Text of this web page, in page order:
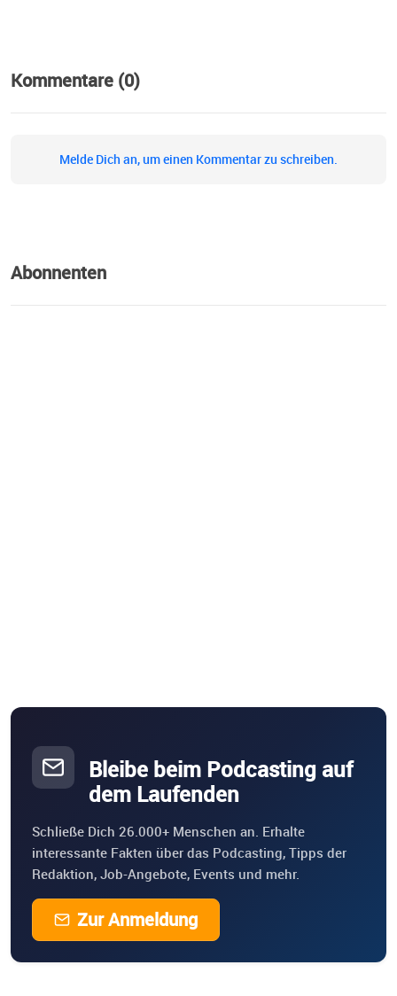
Philip und Sebastian auf deinem Weg zum Erfolg
Kommentare (0)
Melde Dich an, um einen Kommentar zu schreiben.
Abonnenten
Bleibe beim Podcasting auf
dem Laufenden
Schließe Dich 26.000+ Menschen an. Erhalte
interessante Fakten über das Podcasting, Tipps der
Redaktion, Job-Angebote, Events und mehr.
Zur Anmeldung